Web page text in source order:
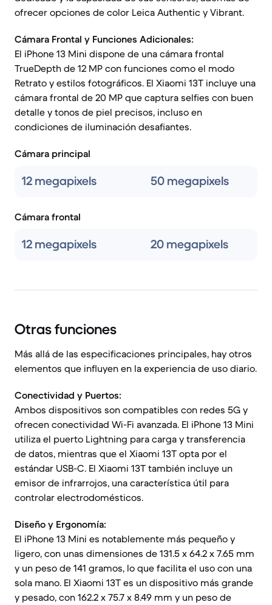
ofrecer opciones de color Leica Authentic y Vibrant.
Cámara Frontal y Funciones Adicionales:
El iPhone 13 Mini dispone de una cámara frontal
TrueDepth de 12 MP con funciones como el modo
Retrato y estilos fotográficos. El Xiaomi 13T incluye una
cámara frontal de 20 MP que captura selfies con buen
detalle y tonos de piel precisos, incluso en
condiciones de iluminación desafiantes.
Cámara principal
12 megapixels 50 megapixels
Cámara frontal
12 megapixels 20 megapixels
Otras funciones
Más allá de las especificaciones principales, hay otros
elementos que influyen en la experiencia de uso diario.
Conectividad y Puertos:
Ambos dispositivos son compatibles con redes 5G y
ofrecen conectividad Wi-Fi avanzada. El iPhone 13 Mini
utiliza el puerto Lightning para carga y transferencia
de datos, mientras que el Xiaomi 13T opta por el
estándar USB-C. El Xiaomi 13T también incluye un
emisor de infrarrojos, una característica útil para
controlar electrodomésticos.
Diseño y Ergonomía:
El iPhone 13 Mini es notablemente más pequeño y
ligero, con unas dimensiones de 131.5 x 64.2 x 7.65 mm
y un peso de 141 gramos, lo que facilita el uso con una
sola mano. El Xiaomi 13T es un dispositivo más grande
y pesado, con 162.2 x 75.7 x 8.49 mm y un peso de